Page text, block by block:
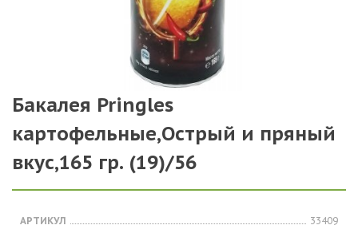
Бакалея Pringles
картофельные,Острый и пряный
вкус,165 гр. (19)/56
АРТИКУЛ
33409